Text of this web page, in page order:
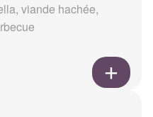
viande hachée,